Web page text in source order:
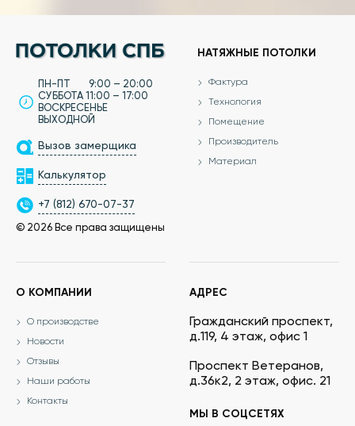
ПН-ПТ 9:00 – 20:00
СУББОТА 11:00 – 17:00
ВОСКРЕСЕНЬЕ
ВЫХОДНОЙ
Вызов замерщика
Калькулятор
+7 (812) 670-07-37
© 2026 Все права защищены
НАТЯЖНЫЕ ПОТОЛКИ
Фактура
Технология
Помещение
Производитель
Материал
О КОМПАНИИ
О производстве
Новости
Отзывы
Наши работы
Контакты
АДРЕС
Гражданский проспект,
д.119, 4 этаж, офис 1
Проспект Ветеранов,
д.36к2, 2 этаж, офис. 21
МЫ В СОЦСЕТЯХ